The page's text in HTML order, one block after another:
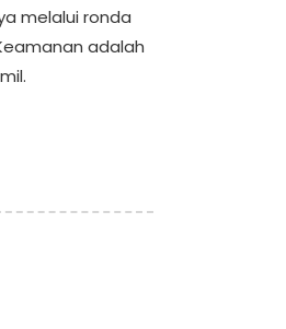
melalui ronda
adalah